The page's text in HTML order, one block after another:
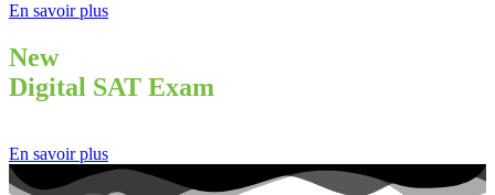
En savoir plus
New
Digital SAT Exam
En savoir plus